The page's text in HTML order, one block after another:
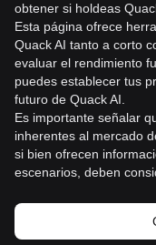
obtener si holdeas
Esta página ofrece
Quack AI tanto a corto
evaluar el rendimiento
puedes establecer tus
futuro de Quack AI.
Es importante señalar
inherentes al mercado
si bien ofrecen
escenarios, deben